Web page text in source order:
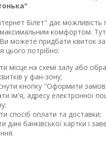
Білет" дає можливість
комфортом.
Ви можете придбати квиток
цього потрібно:
місце на схемі залу або
у фан-зону;
кнопку "Оформити
ім'я, адресу електронної
спосіб оплати та доставки;
дані банківської картки і